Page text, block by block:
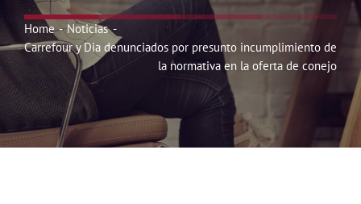
Noticias
Hazte Socio
Contactar
Home
Noticias
Carrefour y Dia denunciados por presunto incumplimiento de
la normativa en la oferta de conejo